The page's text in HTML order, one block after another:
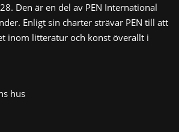
Den är en del av PEN International
Enligt sin charter strävar PEN till att
inom litteratur och konst överallt i
hus